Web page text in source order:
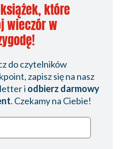
które
wieczór w
do czytelników
zapisz się na nasz
i odbierz darmowy
. Czekamy na Ciebie!